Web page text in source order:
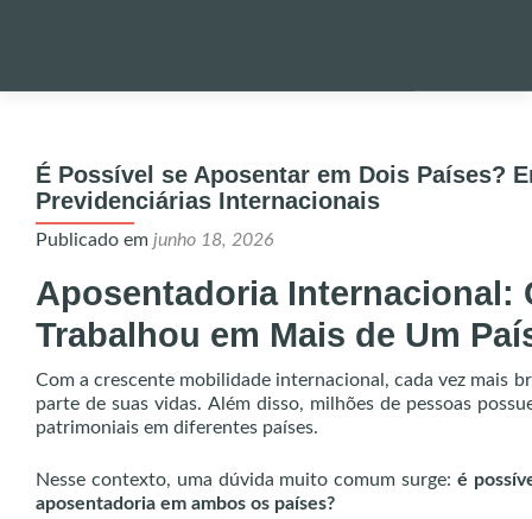
conteúdo
ONDE
É Possível se Aposentar em Dois Países?
Previdenciárias Internacionais
Publicado em junho 18, 2026
Aposentadoria Internacional:
Trabalhou em Mais de Um
Com a crescente mobilidade internacional, cada vez mais
parte de suas vidas. Além disso, milhões de pessoas
patrimoniais em diferentes países.
Nesse contexto, uma dúvida muito comum surge:é
aposentadoria em ambos os países?